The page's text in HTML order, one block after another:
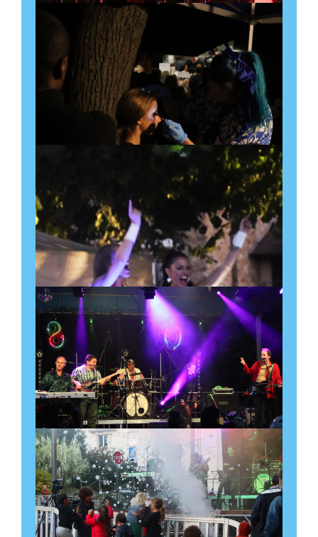
Découvrir l'évènement
Après-midi dansant
organisé par l’association
HANDICA’LOISIRS
17:30
salle Gilquinière
Découvrir l'évènement
Cérémonie des diplômés
2026
26 septembre à 17:30- 20:00